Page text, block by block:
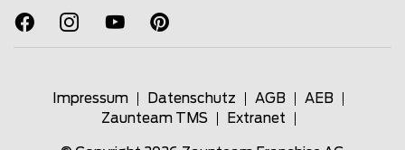
Impressum Datenschutz AGB
AEB
Zaunteam TMS
Extranet